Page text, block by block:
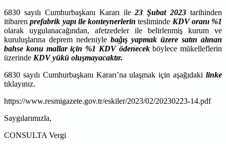
6830 sayılı Cumhurbaşkanı Kararı ile23 Şubat 2023 tarihinden
itibarenprefabrik yapı ile konteynerlerin tesliminde KDV oranı %1
olarak uygulanacağından, afetzedeler ile belirlenmiş kurum ve
kuruluşlarına deprem nedeniyle bağış yapmak üzere satın alınan
bahse konu mallar için %1 KDV ödenecekböylece mükelleflerin
üzerinde KDV yükü oluşmayacaktır.
6830 sayılı Cumhurbaşkanı Kararı’na ulaşmak için aşağıdaki linke
tıklayınız.
https://www.resmigazete.gov.tr/eskiler/2023/02/20230223-14.pdf
Saygılarımızla,
CONSULTA Vergi